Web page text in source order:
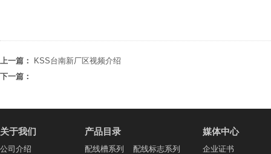
上一篇：
KSS台南新厂区视频介绍
下一篇：
关于我们
公司介绍
产品目录
配线槽系列
配线标志系列
媒体中心
企业证书